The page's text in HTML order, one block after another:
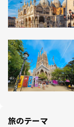
旅のテーマ